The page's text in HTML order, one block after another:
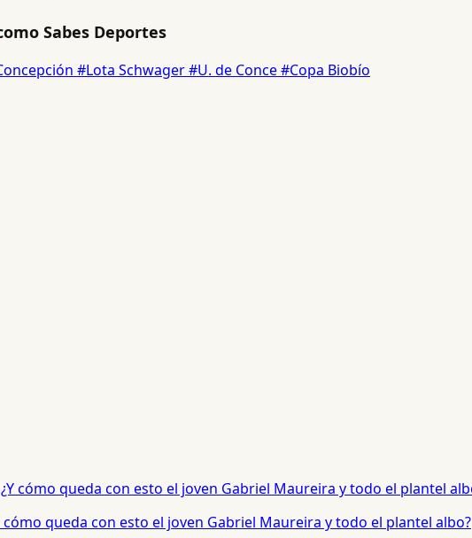
Sabes Deportes
#Lota Schwager#U. de Conce#Copa Biobío
cómo queda con esto el joven Gabriel Maureira y todo el plantel albo?